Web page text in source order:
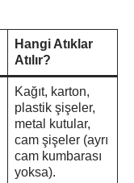
Hangi Atıklar
Atılır?
Kağıt, karton,
plastik şişeler,
metal kutular,
cam şişeler (ayrı
cam kumbarası
yoksa).